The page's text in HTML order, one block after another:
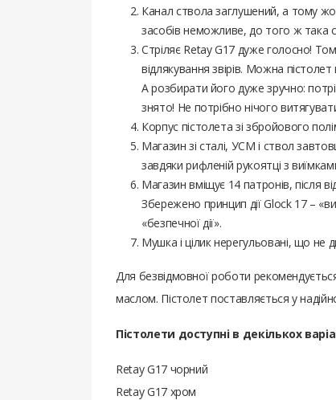
Канал ствола заглушений, а тому
засобів неможливе, до того ж така
Стріляє Retay G17 дуже голосно!
відлякування звірів. Можна
А розбирати його дуже зручно:
знято! Не потрібно нічого
Корпус пістолета зі збройового
Магазин зі сталі, УСМ і ствол
завдяки рифленій рукоятці з
Магазин вміщує 14 патронів, після
Збережено принцип дії Glock 17 –
«безпечної дії».
Мушка і цілик нерегульовані, що не
Для безвідмовної роботи
маслом. Пістолет поставляється у
Пістолети доступні в декількох
Retay G17 чорний
Retay G17 хром